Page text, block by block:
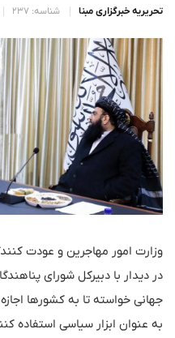
تحریریه خبرگزاری مبنا شناسه: 237
وزارت امور مهاجرین و عودت
در دیدار با دبیرکل شورای
جهانی خواسته تا به کشورها
به عنوان ابزار سیاسی استفاده